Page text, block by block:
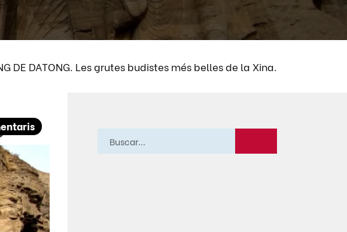
DE DATONG. Les grutes budistes més belles de la Xina.